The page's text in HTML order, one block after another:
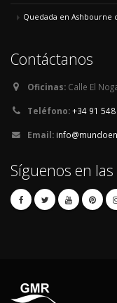
Quedada en Ashbourne
Contáctanos
Oficinas: Calle El
Teléfono:+34 91
Email:
Síguenos en